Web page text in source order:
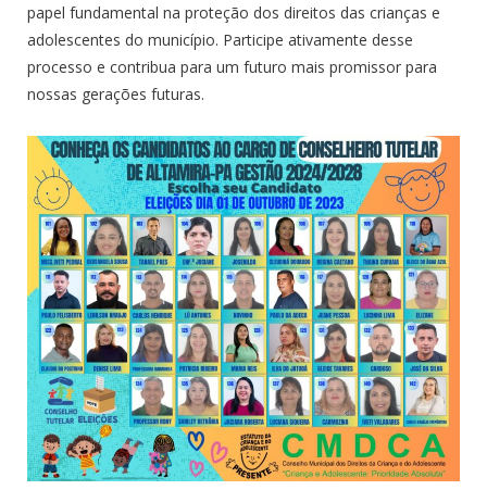
papel fundamental na proteção dos direitos das crianças e
adolescentes do município. Participe ativamente desse
processo e contribua para um futuro mais promissor para
nossas gerações futuras.